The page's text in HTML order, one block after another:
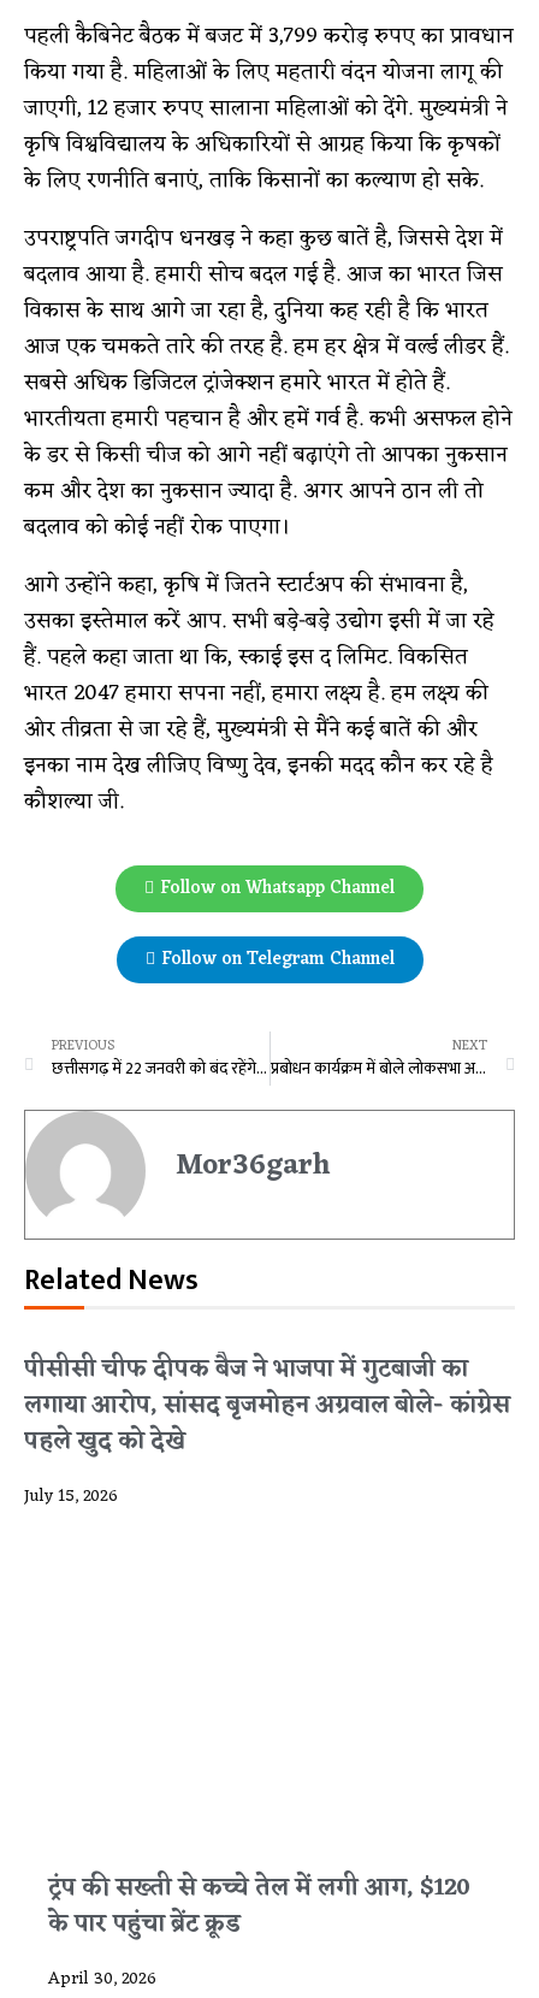
पहली कैबिनेट बैठक में बजट में 3,799 करोड़ रुपए का प्रावधान
किया गया है. महिलाओं के लिए महतारी वंदन योजना लागू की
जाएगी, 12 हजार रुपए सालाना महिलाओं को देंगे. मुख्यमंत्री ने
कृषि विश्वविद्यालय के अधिकारियों से आग्रह किया कि कृषकों
के लिए रणनीति बनाएं, ताकि किसानों का कल्याण हो सके.
उपराष्ट्रपति जगदीप धनखड़ ने कहा कुछ बातें है, जिससे देश में
बदलाव आया है. हमारी सोच बदल गई है. आज का भारत जिस
विकास के साथ आगे जा रहा है, दुनिया कह रही है कि भारत
आज एक चमकते तारे की तरह है. हम हर क्षेत्र में वर्ल्ड लीडर हैं.
सबसे अधिक डिजिटल ट्रांजेक्शन हमारे भारत में होते हैं.
भारतीयता हमारी पहचान है और हमें गर्व है. कभी असफल होने
के डर से किसी चीज को आगे नहीं बढ़ाएंगे तो आपका नुकसान
कम और देश का नुकसान ज्यादा है. अगर आपने ठान ली तो
बदलाव को कोई नहीं रोक पाएगा।
आगे उन्होंने कहा, कृषि में जितने स्टार्टअप की संभावना है,
उसका इस्तेमाल करें आप. सभी बड़े-बड़े उद्योग इसी में जा रहे
हैं. पहले कहा जाता था कि, स्काई इस द लिमिट. विकसित
भारत 2047 हमारा सपना नहीं, हमारा लक्ष्य है. हम लक्ष्य की
ओर तीव्रता से जा रहे हैं, मुख्यमंत्री से मैंने कई बातें की और
इनका नाम देख लीजिए विष्णु देव, इनकी मदद कौन कर रहे है
कौशल्या जी.
Follow on Whatsapp Channel
Follow on Telegram Channel
PREVIOUS
छत्तीसगढ़ में 22 जनवरी को बंद रहेंगे पशुवध गृह और मांस बिक्री की दुकानेें
NEXT
प्रबोधन कार्यक्रम में बोले लोकसभा अध्यक्ष ओम बिड़ला- विधायकों का सौभाग्य है कि उन्हें CG विधानसभा का सदस्य बनने का मिला मौका
Mor36garh
Related News
पीसीसी चीफ दीपक बैज ने भाजपा में गुटबाजी का
लगाया आरोप, सांसद बृजमोहन अग्रवाल बोले- कांग्रेस
पहले खुद को देखे
July 15, 2026
ट्रंप की सख्ती से कच्चे तेल में लगी आग, $120
के पार पहुंचा ब्रेंट क्रूड
April 30, 2026